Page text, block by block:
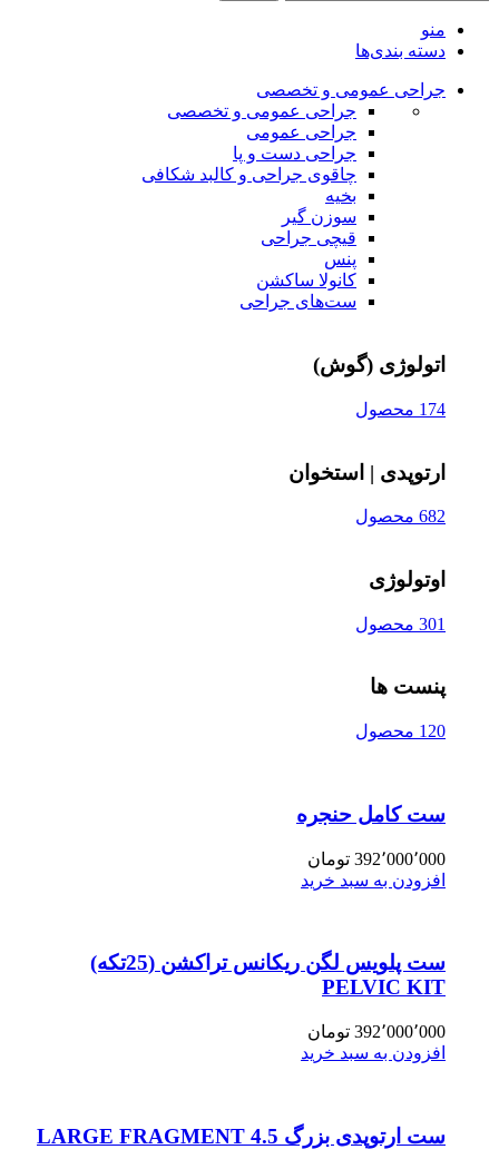
منو
دسته بندی‌ها
جراحی عمومی و تخصصی
جراحی عمومی و تخصصی
جراحی عمومی
جراحی دست و پا
چاقوی جراحی و کالبد شکافی
بخیه
سوزن‌ گیر
قیچی‌ جراحی
پنس
کانولا ساکشن
ست‌های جراحی
اتولوژی (گوش)
174 محصول
ارتوپدی | استخوان
682 محصول
اوتولوژی
301 محصول
پنست ها
120 محصول
ست کامل حنجره
392٬000٬000 تومان
افزودن به سبد خرید
ست پلویس لگن ریکانس تراکشن (25تکه)
PELVIC KIT
392٬000٬000 تومان
افزودن به سبد خرید
ست ارتوپدی بزرگ 4.5 LARGE FRAGMENT